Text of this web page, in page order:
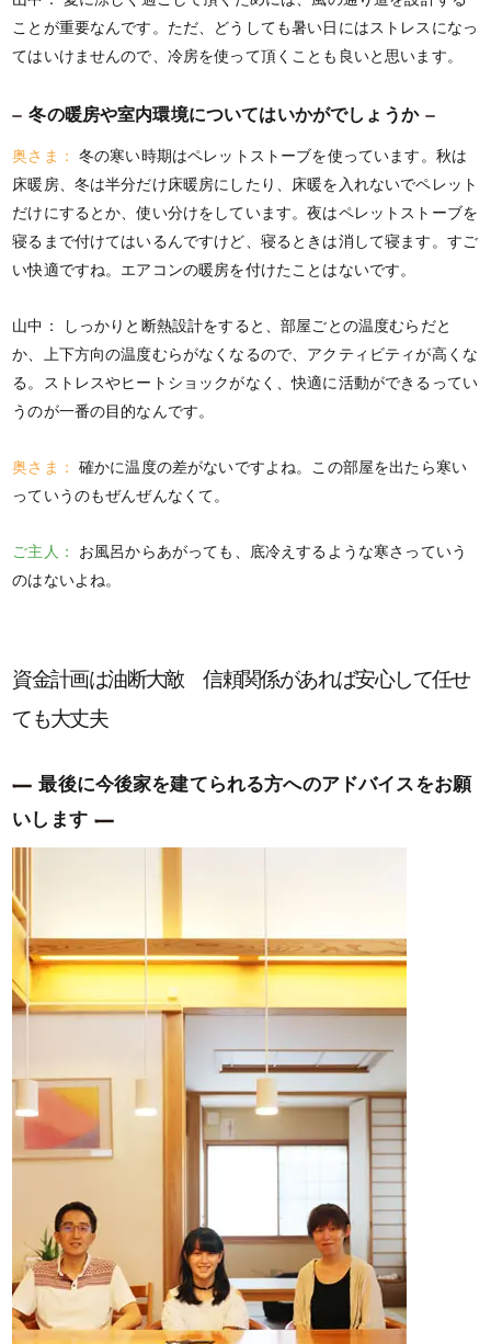
ことが重要なんです。ただ、どうしても暑い日にはストレスになっ
てはいけませんので、冷房を使って頂くことも良いと思います。
冬の暖房や室内環境についてはいかがでしょうか
奥さま： 冬の寒い時期はペレットストーブを使っています。秋は
床暖房、冬は半分だけ床暖房にしたり、床暖を入れないでペレット
だけにするとか、使い分けをしています。夜はペレットストーブを
寝るまで付けてはいるんですけど、寝るときは消して寝ます。すご
い快適ですね。エアコンの暖房を付けたことはないです。
山中：
しっかりと断熱設計をすると、部屋ごとの温度むらだと
か、上下方向の温度むらがなくなるので、アクティビティが高くな
る。ストレスやヒートショックがなく、快適に活動ができるってい
うのが一番の目的なんです。
奥さま： 確かに温度の差がないですよね。この部屋を出たら寒い
っていうのもぜんぜんなくて。
ご主人：
お風呂からあがっても、底冷えするような寒さっていう
のはないよね。
資金計画は油断大敵 信頼関係があれば安心して任せ
ても大丈夫
最後に今後家を建てられる方へのアドバイスをお願
いします